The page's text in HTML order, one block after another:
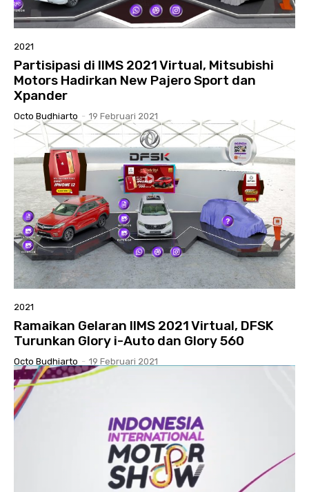
2021
Partisipasi di IIMS 2021 Virtual, Mitsubishi
Motors Hadirkan New Pajero Sport dan
Xpander
Octo Budhiarto - 19 Februari 2021
2021
Ramaikan Gelaran IIMS 2021 Virtual, DFSK
Turunkan Glory i-Auto dan Glory 560
Octo Budhiarto - 19 Februari 2021